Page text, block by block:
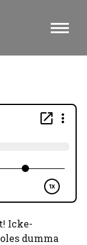
Icke-
dumma